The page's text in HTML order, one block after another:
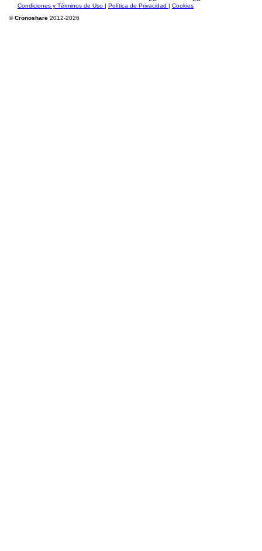
Condiciones y Términos de Uso | Política de Privacidad | Cookies
©Cronoshare 2012-2026